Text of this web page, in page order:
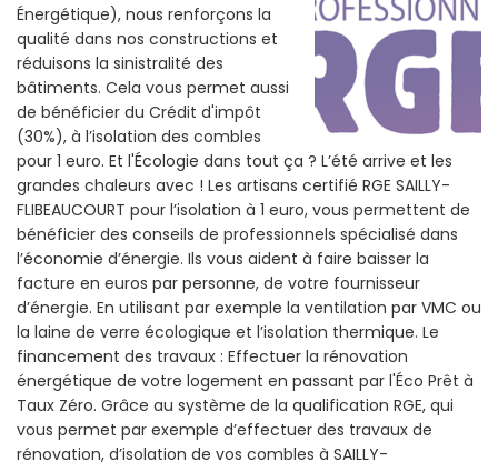
Énergétique), nous renforçons la
qualité dans nos constructions et
réduisons la sinistralité des
bâtiments. Cela vous permet aussi
de bénéficier du Crédit d'impôt
(30%), à l’isolation des combles
pour 1 euro. Et l'Écologie dans tout ça ? L’été arrive et les
grandes chaleurs avec ! Les artisans certifié RGE SAILLY-
FLIBEAUCOURT pour l’isolation à 1 euro, vous permettent de
bénéficier des conseils de professionnels spécialisé dans
l’économie d’énergie. Ils vous aident à faire baisser la
facture en euros par personne, de votre fournisseur
d’énergie. En utilisant par exemple la ventilation par VMC ou
la laine de verre écologique et l’isolation thermique. Le
financement des travaux : Effectuer la rénovation
énergétique de votre logement en passant par l'Éco Prêt à
Taux Zéro. Grâce au système de la qualification RGE, qui
vous permet par exemple d’effectuer des travaux de
rénovation, d’isolation de vos combles à SAILLY-